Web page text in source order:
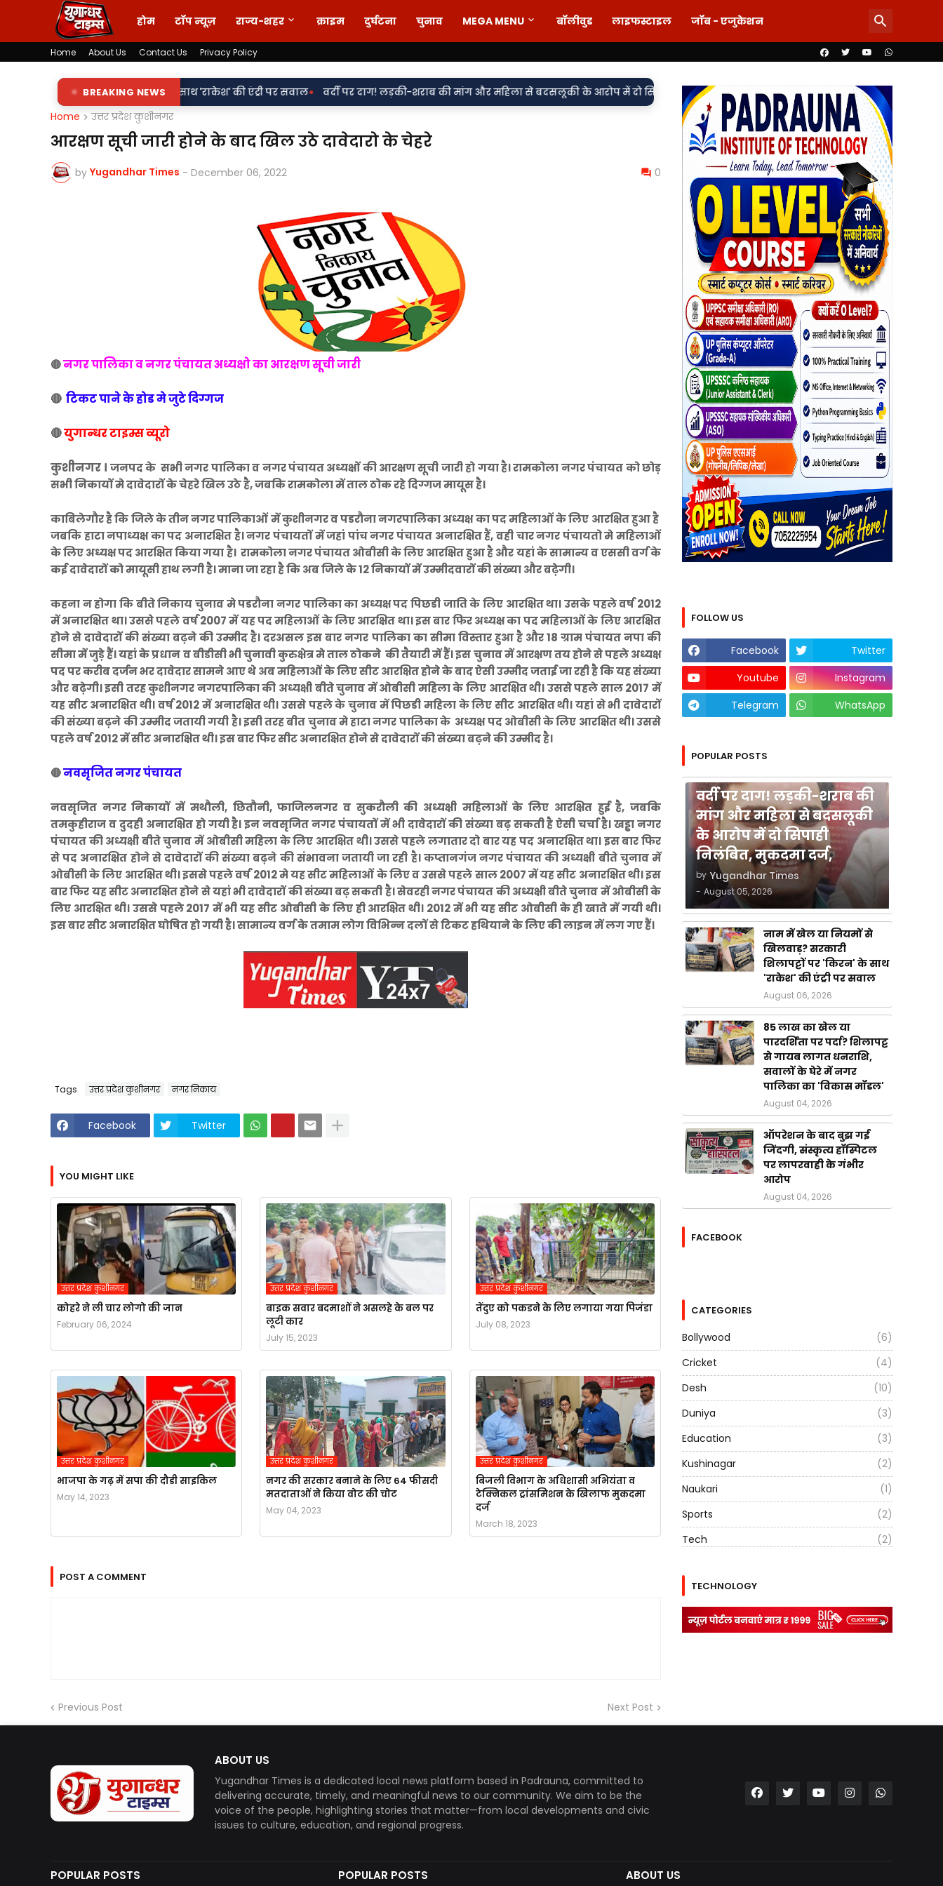
होम टॉप न्यूज़ राज्य-शहर क्राइम दुर्घटना चुनाव MEGA MENU बॉलीवुड लाइफस्टाइल जॉब - एजुकेशन
Home About Us Contact Us Privacy Policy
BREAKING NEWS
पर 'किरन' के साथ 'राकेश' की एंट्री पर सवाल• वर्दी पर दाग! लड़की-शराब की मांग और महिला से बदसलूकी के आरोप में दो सिपाही निलंबित, मुकदमा दर्ज,• 85 लाख का खेल या पारदर्शिता पर पर्दा?
Home उत्तर प्रदेश कुशीनगर
आरक्षण सूची जारी होने के बाद खिल उठे दावेदारो के चेहरे
by Yugandhar Times - December 06, 2022 0
🔴नगर पालिका व नगर पंचायत अध्यक्षो का आरक्षण सूची जारी
🔴 टिकट पाने के होड मे जुटे दिग्गज
🔴युगान्धर टाइम्स व्यूरो
कुशीनगर । जनपद के सभी नगर पालिका व नगर पंचायत अध्यक्षों की आरक्षण सूची जारी हो गया है। रामकोला नगर पंचायत को छोड़
सभी निकायों मे दावेदारों के चेहरे खिल उठे है, जबकि रामकोला में ताल ठोक रहे दिग्गज मायूस है।
काबिलेगौर है कि जिले के तीन नगर पालिकाओं में कुशीनगर व पडरौना नगरपालिका अध्यक्ष का पद महिलाओं के लिए आरक्षित हुआ है
जबकि हाटा नपाध्यक्ष का पद अनारक्षित है। नगर पंचायतों में जहां पांच नगर पंचायत अनारक्षित हैं, वही चार नगर पंचायतो मे महिलाओं
के लिए अध्यक्ष पद आरक्षित किया गया है। रामकोला नगर पंचायत ओबीसी के लिए आरक्षित हुआ है और यहां के सामान्य व एससी वर्ग के
कई दावेदारों को मायूसी हाथ लगी है। माना जा रहा है कि अब जिले के 12 निकायों में उम्मीदवारों की संख्या और बढ़ेगी।
कहना न होगा कि बीते निकाय चुनाव मे पडरौना नगर पालिका का अध्यक्ष पद पिछडी जाति के लिए आरक्षित था। उसके पहले वर्ष 2012
में अनारक्षित था। उससे पहले वर्ष 2007 में यह पद महिलाओं के लिए आरक्षित था। इस बार फिर अध्यक्ष का पद महिलाओं के लिए आरक्षित
होने से दावेदारों की संख्या बढ़ने की उम्मीद है। दरअसल इस बार नगर पालिका का सीमा विस्तार हुआ है और 18 ग्राम पंचायत नपा की
सीमा में जुड़े हैं। यहां के प्रधान व बीडीसी भी चुनावी कुरुक्षेत्र मे ताल ठोकने की तैयारी में हैं। इस चुनाव में आरक्षण तय होने से पहले अध्यक्ष
पद पर करीब दर्जन भर दावेदार सामने आए थे अब महिलाओं के लिए सीट आरक्षित होने के बाद ऐसी उम्मीद जताई जा रही है कि यह संख्या
और बढ़ेगी। इसी तरह कुशीनगर नगरपालिका की अध्यक्षी बीते चुनाव में ओबीसी महिला के लिए आरक्षित थी। उससे पहले साल 2017 में
यह सीट अनारक्षित थी। वर्ष 2012 में अनारक्षित थी। उससे पहले के चुनाव में पिछडी महिला के लिए सीट आरक्षित थी। यहां से भी दावेदारों
की संख्या बढ़ने की उम्मीद जतायी गयी है। इसी तरह बीत चुनाव मे हाटा नगर पालिका के अध्यक्ष पद ओबीसी के लिए आरक्षित थी। उससे
पहले वर्ष 2012 में सीट अनारक्षित थी। इस बार फिर सीट अनारक्षित होने से दावेदारों की संख्या बढ़ने की उम्मीद है।
🔴नवसृजित नगर पंचायत
नवसृजित नगर निकायों में मथौली, छितौनी, फाजिलनगर व सुकरौली की अध्यक्षी महिलाओं के लिए आरक्षित हुई है, जबकि
तमकुहीराज व दुदही अनारक्षित हो गयी है। इन नवसृजित नगर पंचायतों में भी दावेदारों की संख्या बढ़ सकती है ऐसी चर्चा है। खड्डा नगर
पंचायत की अध्यक्षी बीते चुनाव में ओबीसी महिला के लिए आरक्षित थी। उससे पहले लगातार दो बार यह पद अनारक्षित था। इस बार फिर
से पद अनारक्षित होने से दावेदारों की संख्या बढ़ने की संभावना जतायी जा रही है। कप्तानगंज नगर पंचायत की अध्यक्षी बीते चुनाव में
ओबीसी के लिए आरक्षित थी। इससे पहले वर्ष 2012 मे यह सीट महिलाओं के लिए व उससे पहले साल 2007 में यह सीट अनारक्षित थी। इस
बार फिर यह सीट अनारक्षित होने से यहां भी दावेदारों की संख्या बढ़ सकती है। सेवरही नगर पंचायत की अध्यक्षी बीते चुनाव में ओबीसी के
लिए आरक्षित थी। उससे पहले 2017 में भी यह सीट ओबीसी के लिए ही आरक्षित थी। 2012 में भी यह सीट ओबीसी के ही खाते में गयी थी।
इस बार सीट अनारक्षित घोषित हो गयी है। सामान्य वर्ग के तमाम लोग विभिन्न दलों से टिकट हथियाने के लिए की लाइन में लग गए हैं।
Tags उत्तर प्रदेश कुशीनगर नगर निकाय
Facebook Twitter
YOU MIGHT LIKE
उत्तर प्रदेश कुशीनगर
कोहरे ने ली चार लोगो की जान
February 06, 2024
उत्तर प्रदेश कुशीनगर
बाइक सवार बदमाशों ने असलहे के बल पर
लूटी कार
July 15, 2023
उत्तर प्रदेश कुशीनगर
तेंदुए को पकडने के लिए लगाया गया पिजंडा
July 08, 2023
उत्तर प्रदेश कुशीनगर
भाजपा के गढ़ में सपा की दौडी साइकिल
May 14, 2023
उत्तर प्रदेश कुशीनगर
नगर की सरकार बनाने के लिए 64 फीसदी
मतदाताओं ने किया वोट की चोट
May 04, 2023
उत्तर प्रदेश कुशीनगर
बिजली विभाग के अधिशासी अभियंता व
टेक्निकल ट्रांसमिशन के खिलाफ मुकदमा
दर्ज
March 18, 2023
POST A COMMENT
Previous Post Next Post
FOLLOW US
Facebook
Twitter
Youtube
Instagram
Telegram
WhatsApp
POPULAR POSTS
वर्दी पर दाग! लड़की-शराब की
मांग और महिला से बदसलूकी
के आरोप में दो सिपाही
निलंबित, मुकदमा दर्ज,
by Yugandhar Times
- August 05, 2026
नाम में खेल या नियमों से
खिलवाड़? सरकारी
शिलापट्टों पर 'किरन' के साथ
'राकेश' की एंट्री पर सवाल
August 06, 2026
85 लाख का खेल या
पारदर्शिता पर पर्दा? शिलापट्ट
से गायब लागत धनराशि,
सवालों के घेरे में नगर
पालिका का 'विकास मॉडल'
August 04, 2026
ऑपरेशन के बाद बुझ गई
जिंदगी, संस्कृत्य हॉस्पिटल
पर लापरवाही के गंभीर
आरोप
August 04, 2026
FACEBOOK
CATEGORIES
Bollywood
(6)
Cricket
(4)
Desh
(10)
Duniya
(3)
Education
(3)
Kushinagar
(2)
Naukari
(1)
Sports
(2)
Tech
(2)
TECHNOLOGY
ABOUT US
Yugandhar Times is a dedicated local news platform based in Padrauna, committed to
delivering accurate, timely, and meaningful news to our community. We aim to be the
voice of the people, highlighting stories that matter—from local developments and civic
issues to culture, education, and regional progress.
POPULAR POSTS POPULAR POSTS ABOUT US